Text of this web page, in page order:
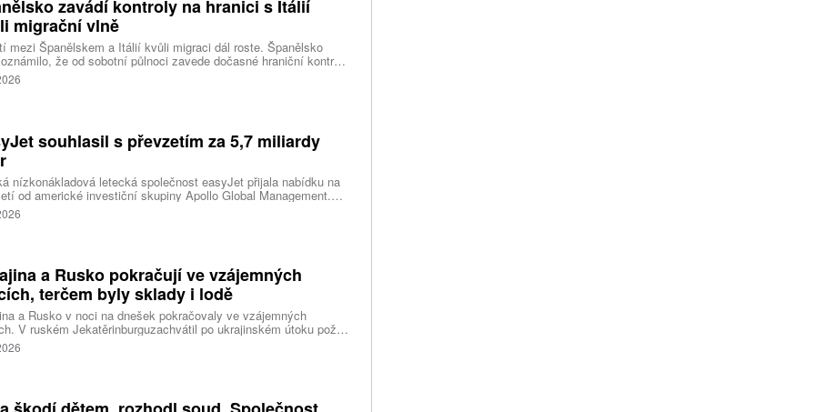
zavádí kontroly na hranici s Itálií
migrační vlně
mezi Španělskem a Itálií kvůli migraci dál roste. Španělsko
že od sobotní půlnoci zavede dočasné hraniční kontroly
z Itálie. Opatření má platit do 7. září a je přímou reakcí na
Říma obnovit kontroly u osob přijíždějících ze Španělska po
souhlasil s převzetím za 5,7 miliardy
nízkonákladová letecká společnost easyJet přijala nabídku na
od americké investiční skupiny Apollo Global Management.
oceňuje aerolinku na 5,7 miliardy liber, tedy přibližně 162
korun.
a Rusko pokračují ve vzájemných
terčem byly sklady i lodě
a Rusko v noci na dnešek pokračovaly ve vzájemných
V ruském Jekatěrinburguzachvátil po ukrajinském útoku požár
centrum ruského internetového prodejce Wildberries.
o tom informovala bez podrobností na síti Telegram.